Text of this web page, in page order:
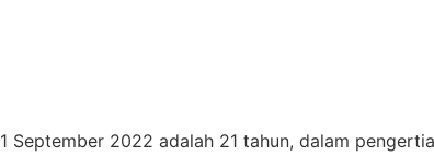
September 2022 adalah 21 tahun, dalam